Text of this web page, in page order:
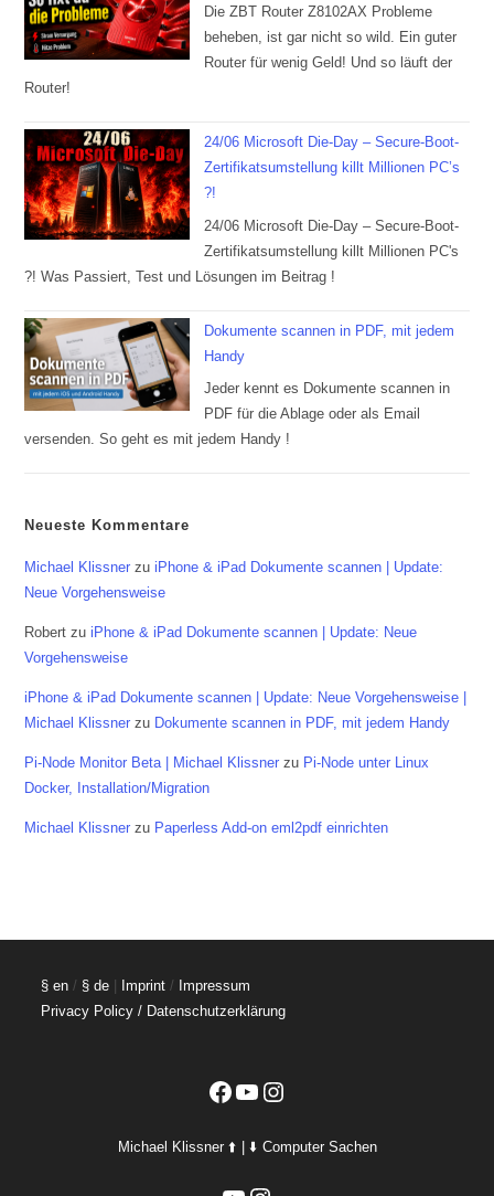
Die ZBT Router Z8102AX Probleme
beheben, ist gar nicht so wild. Ein guter
Router für wenig Geld! Und so läuft der
Router!
24/06 Microsoft Die-Day – Secure-Boot-
Zertifikatsumstellung killt Millionen PC’s
?!
24/06 Microsoft Die-Day – Secure-Boot-
Zertifikatsumstellung killt Millionen PC's
?! Was Passiert, Test und Lösungen im Beitrag !
Dokumente scannen in PDF, mit jedem
Handy
Jeder kennt es Dokumente scannen in
PDF für die Ablage oder als Email
versenden. So geht es mit jedem Handy !
Neueste Kommentare
Michael Klissner zuiPhone & iPad Dokumente scannen | Update:
Neue Vorgehensweise
Robert zuiPhone & iPad Dokumente scannen | Update: Neue
Vorgehensweise
iPhone & iPad Dokumente scannen | Update: Neue Vorgehensweise |
Michael Klissner zu Dokumente scannen in PDF, mit jedem Handy
Pi-Node Monitor Beta | Michael Klissner zu Pi-Node unter Linux
Docker, Installation/Migration
Michael Klissner zu Paperless Add-on eml2pdf einrichten
§ en / § de Imprint / Impressum
Privacy Policy / Datenschutzerklärung
Facebook
YouTubeInstagram
Michael Klissner ⬆️ | ⬇️ Computer Sachen